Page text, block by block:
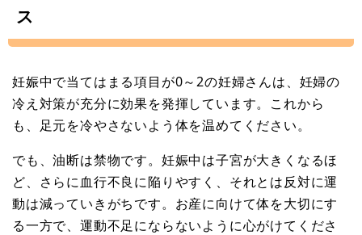
ス
妊娠中で当てはまる項目が0～2の妊婦さんは、妊婦の
冷え対策が充分に効果を発揮しています。これから
も、足元を冷やさないよう体を温めてください。
でも、油断は禁物です。妊娠中は子宮が大きくなるほ
ど、さらに血行不良に陥りやすく、それとは反対に運
動は減っていきがちです。お産に向けて体を大切にす
る一方で、運動不足にならないように心がけてくださ